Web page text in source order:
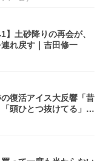
】土砂降りの再会が、
れ戻す｜吉田修一
復活アイス大反響「昔
頭ひとつ抜けてる」